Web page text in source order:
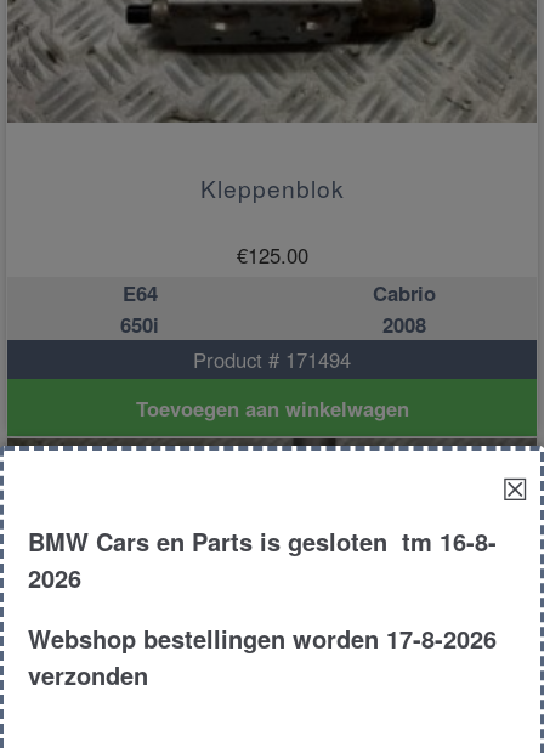
Kleppenblok
€125.00
E64
Cabrio
650i
2008
Product # 171494
Toevoegen aan winkelwagen
☒
BMW Cars en Parts is gesloten tm 16-8-
2026
Webshop bestellingen worden 17-8-2026
verzonden